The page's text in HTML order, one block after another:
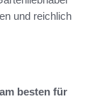
und reichlich
besten für